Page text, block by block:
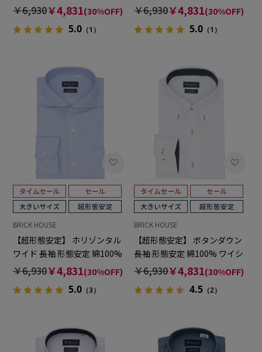
シャツ 大きいサイズ
￥6,930￥4,831(30%OFF)
5.0（1）
ツ 大きいサイズ
￥6,930￥4,831(30%OFF)
5.0 （1）
BRICK HOUSE
【超形態安定】 ホリゾンタル
ワイド 長袖 形態安定 綿100%
ワイシャツ 大きいサイズ
￥6,930￥4,831(30%OFF)
5.0（3）
BRICK HOUSE
【超形態安定】 ボタンダウン
長袖 形態安定 綿100% ワイシ
ャツ 大きいサイズ
￥6,930￥4,831(30%OFF)
4.5 （2）